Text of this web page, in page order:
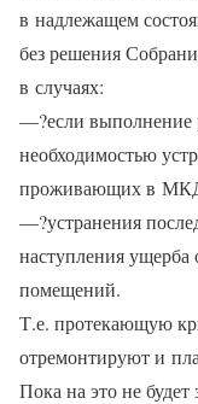
в надлежащем
без решения
в случаях:
—?если выполнение
необходимостью
проживающих в
—?устранения
наступления
помещений.
Т.е. протекающую
отремонтируют и
Пока на это не будет